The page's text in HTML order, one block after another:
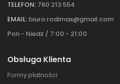
TELEFON: 760 213 554
EMAIL: biuro.rodimax@gmail.com
Pon - Niedz / 7:00 - 21:00
Obsługa Klienta
Formy płatności